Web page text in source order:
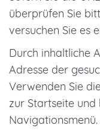
überprüfen Sie
versuchen Sie es
Durch inhaltliche
Adresse der
Verwenden Sie
zur Startseite
Navigationsmenü.